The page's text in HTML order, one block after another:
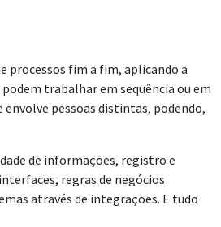
processos fim a fim, aplicando a
trabalhar em sequência ou em
pessoas distintas, podendo,
de informações, registro e
regras de negócios
através de integrações. E tudo